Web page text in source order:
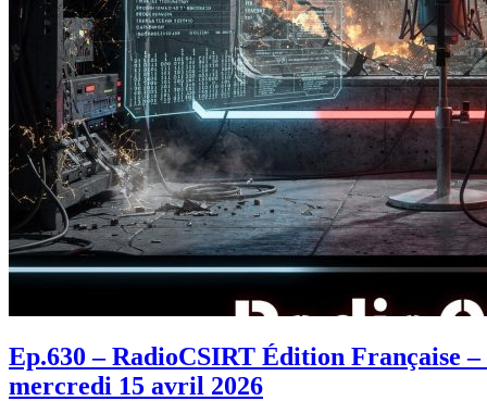
Ep.630 – RadioCSIRT Édition Française
mercredi 15 avril 2026